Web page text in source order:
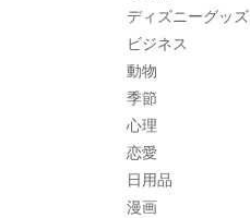
ディズニーグッズ
ビジネス
動物
季節
心理
恋愛
日用品
漫画